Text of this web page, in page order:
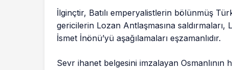
İlginçtir, Batılı emperyalistlerin bölünmüş
gericilerin Lozan Antlaşmasına saldırmaları,
İsmet İnönü’yü aşağılamaları eşzamanlıdır.
Sevr ihanet belgesini imzalayan Osmanlının